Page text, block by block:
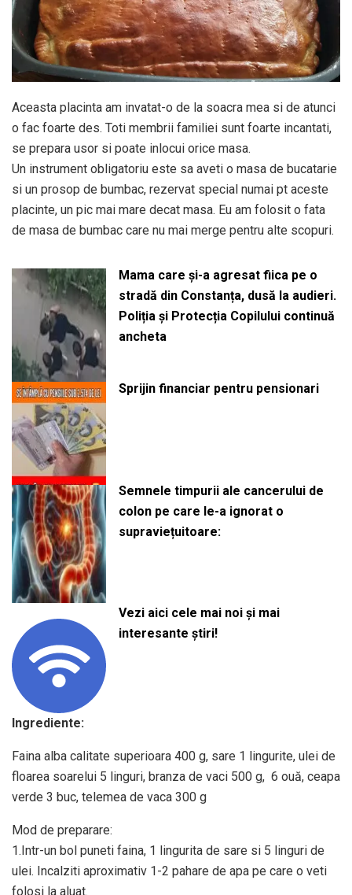
Aceasta placinta am invatat-o de la soacra mea si de atunci
o fac foarte des. Toti membrii familiei sunt foarte incantati,
se prepara usor si poate inlocui orice masa.
Un instrument obligatoriu este sa aveti o masa de bucatarie
si un prosop de bumbac, rezervat special numai pt aceste
placinte, un pic mai mare decat masa. Eu am folosit o fata
de masa de bumbac care nu mai merge pentru alte scopuri.
Mama care și-a agresat fiica pe o
stradă din Constanța, dusă la audieri.
Poliția și Protecția Copilului continuă
ancheta
Sprijin financiar pentru pensionari
Semnele timpurii ale cancerului de
colon pe care le-a ignorat o
supraviețuitoare:
Vezi aici cele mai noi și mai
interesante știri!
Ingrediente:
Faina alba calitate superioara 400 g, sare 1 lingurite, ulei de
floarea soarelui 5 linguri, branza de vaci 500 g, 6 ouă, ceapa
verde 3 buc, telemea de vaca 300 g
Mod de preparare:
1.Intr-un bol puneti faina, 1 lingurita de sare si 5 linguri de
ulei. Incalziti aproximativ 1-2 pahare de apa pe care o veti
folosi la aluat.